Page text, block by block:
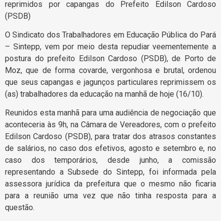
reprimidos por capangas do Prefeito Edilson Cardoso
(PSDB)
O Sindicato dos Trabalhadores em Educação Pública do Pará
– Sintepp, vem por meio desta repudiar veementemente a
postura do prefeito Edilson Cardoso (PSDB), de Porto de
Moz, que de forma covarde, vergonhosa e brutal, ordenou
que seus capangas e jagunços particulares reprimissem os
(as) trabalhadores da educação na manhã de hoje (16/10).
Reunidos esta manhã para uma audiência de negociação que
aconteceria às 9h, na Câmara de Vereadores, com o prefeito
Edilson Cardoso (PSDB), para tratar dos atrasos constantes
de salários, no caso dos efetivos, agosto e setembro e, no
caso dos temporários, desde junho, a comissão
representando a Subsede do Sintepp, foi informada pela
assessora jurídica da prefeitura que o mesmo não ficaria
para a reunião uma vez que não tinha resposta para a
questão.